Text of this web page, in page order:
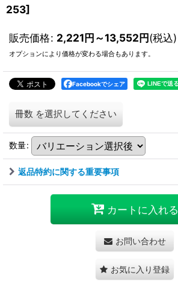
253]
販売価格: 2,221円～13,552円(税込)
オプションにより価格が変わる場合もあります。
Facebookでシェア
冊数 を選択してください
数量:
返品特約に関する重要事項
カートに入れる
お問い合わせ
お気に入り登録